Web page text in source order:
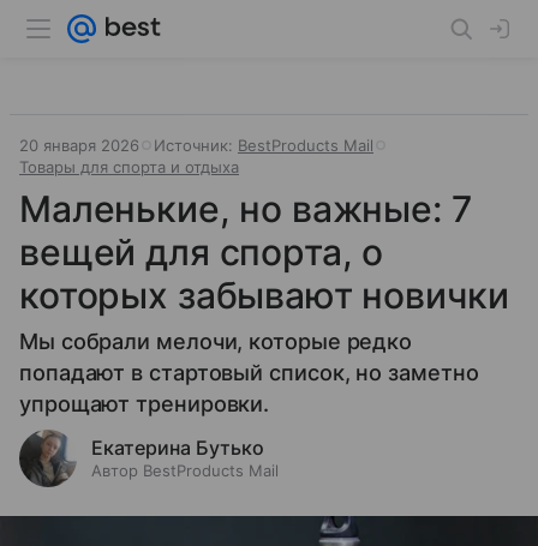
20 января 2026 Источник: BestProducts Mail
Товары для спорта и отдыха
Маленькие, но важные: 7
вещей для спорта, о
которых забывают новички
Мы собрали мелочи, которые редко
попадают в стартовый список, но заметно
упрощают тренировки.
Екатерина Бутько
Автор BestProducts Mail